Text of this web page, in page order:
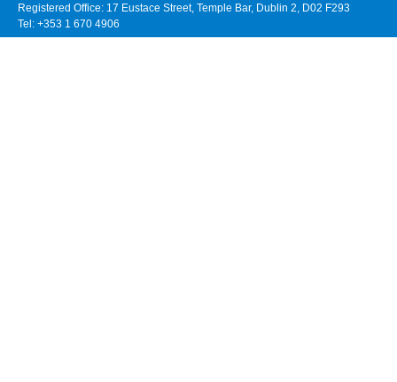
Registered Office: 17 Eustace Street, Temple Bar, Dublin 2, D02 F293
Tel: +353 1 670 4906